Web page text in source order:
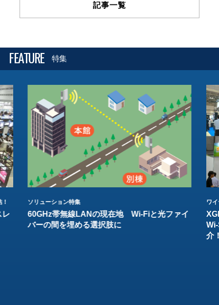
記事一覧
FEATURE 特集
レ
ソリューション特集
60GHz帯無線LANの現在地 Wi-Fiと光ファイ
バーの間を埋める選択肢に
ワ
介